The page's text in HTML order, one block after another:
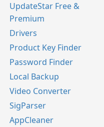
UpdateStar Free &
Premium
Drivers
Product Key Finder
Password Finder
Local Backup
Video Converter
SigParser
AppCleaner